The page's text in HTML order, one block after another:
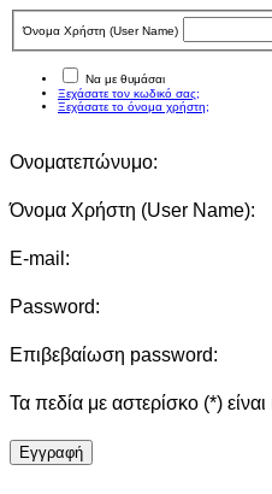
Όνομα Χρήστη (User Νame)
Να με θυμάσαι
Ξεχάσατε τον κωδικό σας;
Ξεχάσατε το όνομα χρήστη;
Ονοματεπώνυμο:
Όνομα Χρήστη (User Νame):
E-mail:
Password:
Επιβεβαίωση password:
Τα πεδία με αστερίσκο (*)
Eγγραφή